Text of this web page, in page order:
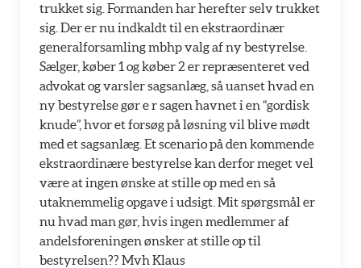
trukket sig. Formanden har herefter selv trukket
sig. Der er nu indkaldt til en ekstraordinær
generalforsamling mbhp valg af ny bestyrelse.
Sælger, køber 1 og køber 2 er repræsenteret ved
advokat og varsler sagsanlæg, så uanset hvad en
ny bestyrelse gør e r sagen havnet i en “gordisk
knude”, hvor et forsøg på løsning vil blive mødt
med et sagsanlæg. Et scenario på den kommende
ekstraordinære bestyrelse kan derfor meget vel
være at ingen ønske at stille op med en så
utaknemmelig opgave i udsigt. Mit spørgsmål er
nu hvad man gør, hvis ingen medlemmer af
andelsforeningen ønsker at stille op til
bestyrelsen?? Mvh Klaus